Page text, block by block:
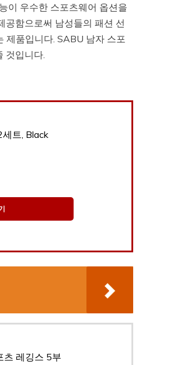
이 우수한 스포츠웨어 옵션을
공함으로써 남성들의 패션 선
제품입니다. SABU 남자 스포
것입니다.
트, Black
츠 레깅스 5부